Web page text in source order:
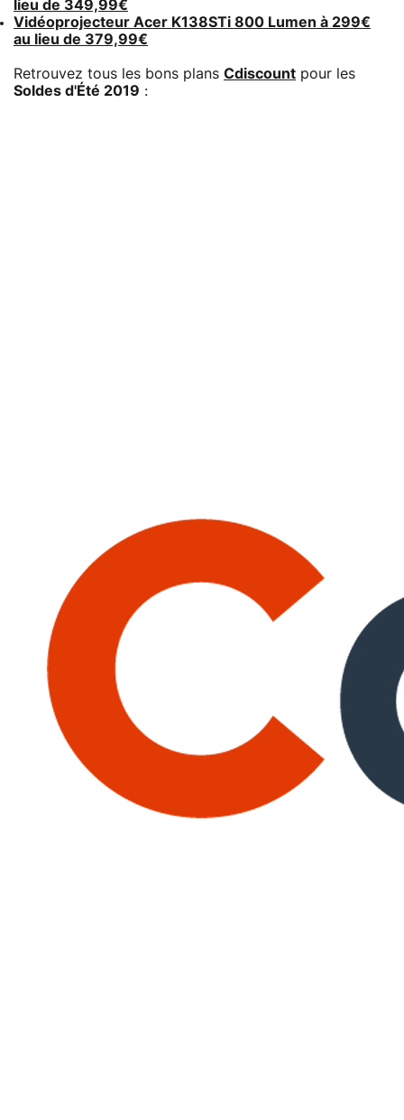
lieu de 349,99€
Vidéoprojecteur Acer K138STi 800 Lumen à 299€
au lieu de 379,99€
Retrouvez tous les bons plans Cdiscount pour les
Soldes d'Été 2019 :